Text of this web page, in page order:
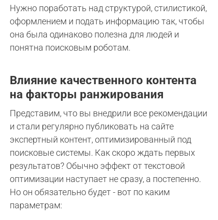
Нужно поработать над структурой, стилистикой,
оформлением и подать информацию так, чтобы
она была одинаково полезна для людей и
понятна поисковым роботам.
Влияние качественного контента
на факторы ранжирования
Представим, что вы внедрили все рекомендации
и стали регулярно публиковать на сайте
экспертный контент, оптимизированный под
поисковые системы. Как скоро ждать первых
результатов? Обычно эффект от текстовой
оптимизации наступает не сразу, а постепенно.
Но он обязательно будет - вот по каким
параметрам: